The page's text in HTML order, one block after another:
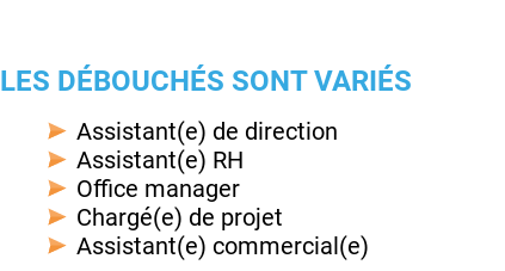
LES DÉBOUCHÉS SONT VARIÉS
Assistant(e) de direction
Assistant(e) RH
Office manager
Chargé(e) de projet
Assistant(e) commercial(e)